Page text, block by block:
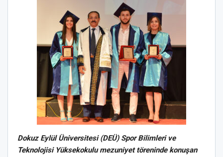
Dokuz Eylül Üniversitesi (DEÜ) Spor Bilimleri ve
Teknolojisi Yüksekokulu mezuniyet töreninde konuşan